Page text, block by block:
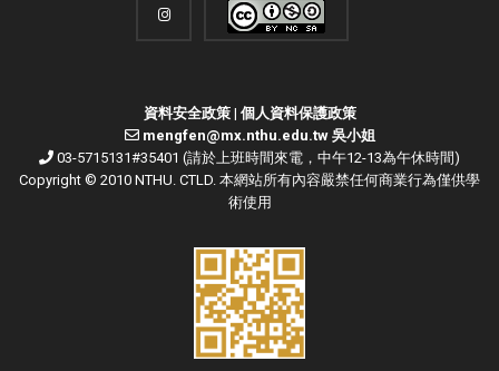
資料安全政策| 個人資料保護政策
mengfen@mx.nthu.edu.tw 吳小姐
03-5715131#35401 (請於上班時間來電，中午12-13為午休時間)
Copyright © 2010 NTHU. CTLD. 本網站所有內容嚴禁任何商業行為僅供學
術使用